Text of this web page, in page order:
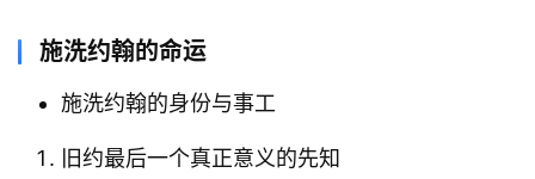
施洗约翰的命运
施洗约翰的身份与事工
旧约最后一个真正意义的先知